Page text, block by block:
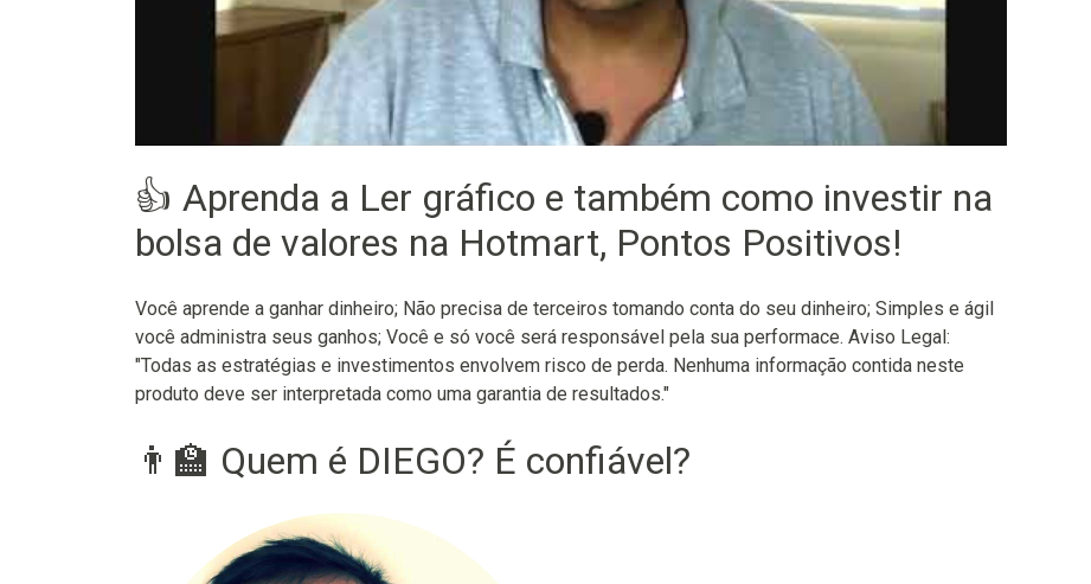
👍 Aprenda a Ler gráfico e também como investir na
bolsa de valores na Hotmart, Pontos Positivos!
Você aprende a ganhar dinheiro; Não precisa de terceiros tomando conta do seu dinheiro; Simples e ágil
você administra seus ganhos; Você e só você será responsável pela sua performace. Aviso Legal:
"Todas as estratégias e investimentos envolvem risco de perda. Nenhuma informação contida neste
produto deve ser interpretada como uma garantia de resultados."
👨‍🏫 Quem é DIEGO? É confiável?